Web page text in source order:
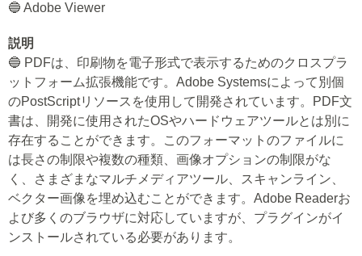
🔵 Adobe Viewer
説明
🔵 PDFは、印刷物を電子形式で表示するためのクロスプラ
ットフォーム拡張機能です。Adobe Systemsによって別個
のPostScriptリソースを使用して開発されています。PDF文
書は、開発に使用されたOSやハードウェアツールとは別に
存在することができます。このフォーマットのファイルに
は長さの制限や複数の種類、画像オプションの制限がな
く、さまざまなマルチメディアツール、スキャンライン、
ベクター画像を埋め込むことができます。Adobe Readerお
よび多くのブラウザに対応していますが、プラグインがイ
ンストールされている必要があります。